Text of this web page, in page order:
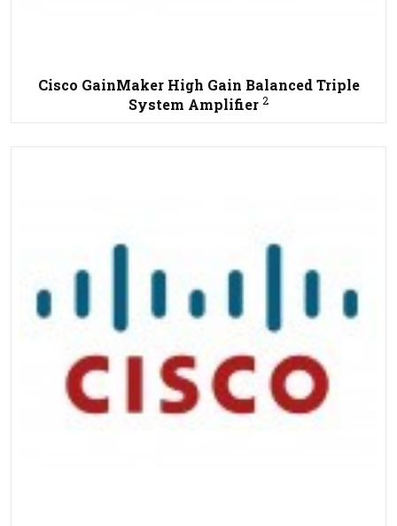
Cisco GainMaker High Gain Balanced Triple
System Amplifier 2